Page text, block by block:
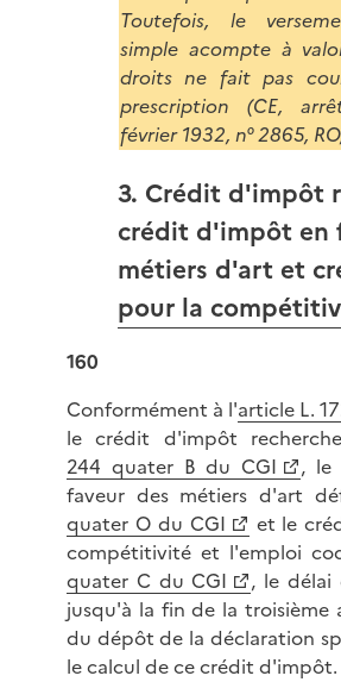
Toutefois, le
simple acompte à
droits ne fait pas
prescription (CE,
février 1932, n° 2865,
3. Crédit d'impôt
crédit d'impôt en
métiers d'art et
pour la
160
Conformément à l'article L.
le crédit d'impôt
244 quater B du CGI
, le
faveur des métiers d'art
quater O du CGI
et le
compétitivité et l'emploi
quater C du CGI
, le délai
jusqu'à la fin de la troisième
du dépôt de la déclaration
le calcul de ce crédit d'impôt.